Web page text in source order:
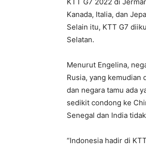
Kanada, Italia, dan
Selain itu, KTT G7
Selatan.
Menurut Engelina,
Rusia, yang kemudian
dan negara tamu ada
sedikit condong ke
Senegal dan India
“Indonesia hadir di